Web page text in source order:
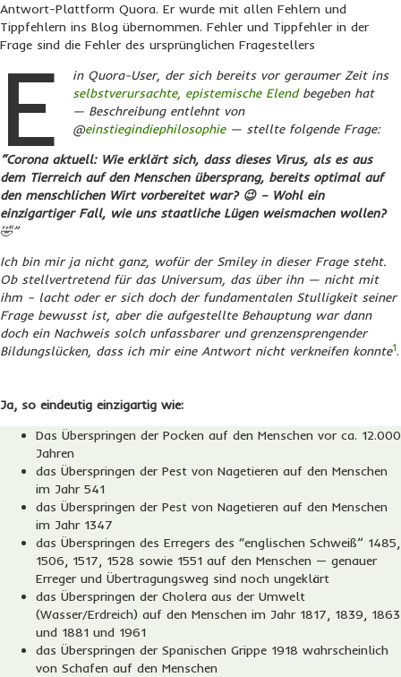
Antwort-Plattform Quora. Er wurde mit allen Fehlern und
Tippfehlern ins Blog übernommen. Fehler und Tippfehler in der
Frage sind die Fehler des ursprünglichen Fragestellers
E
in Quora-User, der sich bereits vor geraumer Zeit ins
selbstverursachte, epistemische Elendbegeben hat
— Beschreibung entlehnt von
@einstiegindiephilosophie— stellte folgende Frage:
“Corona aktuell: Wie erklärt sich, dass dieses Virus, als es aus
dem Tierreich auf den Menschen übersprang, bereits optimal auf
den menschlichen Wirt vorbereitet war? 😉 – Wohl ein
einzigartiger Fall, wie uns staatliche Lügen weismachen wollen?
🤣”
Ich bin mir ja nicht ganz, wofür der Smiley in dieser Frage steht.
Ob stellvertretend für das Universum, das über ihn — nicht mit
ihm – lacht oder er sich doch der fundamentalen Stulligkeit seiner
Frage bewusst ist, aber die aufgestellte Behauptung war dann
doch ein Nachweis solch unfassbarer und grenzensprengender
Bildungslücken, dass ich mir eine Antwort nicht verkneifen konnte1.
Ja, so eindeutig einzigartig wie:
Das Überspringen der Pocken auf den Menschen vor ca. 12.000
Jahren
das Überspringen der Pest von Nagetieren auf den Menschen
im Jahr 541
das Überspringen der Pest von Nagetieren auf den Menschen
im Jahr 1347
das Überspringen des Erregers des “englischen Schweiß” 1485,
1506, 1517, 1528 sowie 1551 auf den Menschen — genauer
Erreger und Übertragungsweg sind noch ungeklärt
das Überspringen der Cholera aus der Umwelt
(Wasser/Erdreich) auf den Menschen im Jahr 1817, 1839, 1863
und 1881 und 1961
das Überspringen der Spanischen Grippe 1918 wahrscheinlich
von Schafen auf den Menschen